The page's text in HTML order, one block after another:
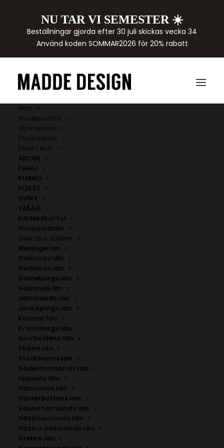
NU TAR VI SEMESTER ☀️
Beställningar gjorda efter 30 juli skickas vecka 34
Använd koden SOMMAR2026 för 20% rabatt
Hem
Musikposters
Stjärnkartor
Stadskartor
Stad i text
ABCDE
FGHIJ
KLMNO
PQRST
UVWX
YZÅÄÖ
Kärlekskartor
Huvudstäder
Svenska städer
Blekinge län
Dalarnas län
Gotlands län
Gävleborgs län
Hallands län
Jämtlands län
Jönköpings län
Kalmar län
Kronobergs län
Norrbottens län
Skåne län
Stockholms län
Södermanlands län
Uppsala län
Vämlands län
Västerbottens län
Västernorrlands län
Västmanlands län
Västra Götalands län
Örebro län